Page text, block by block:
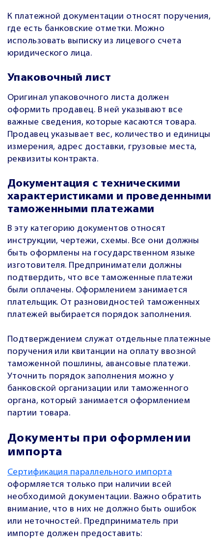
К платежной документации относят поручения,
где есть банковские отметки. Можно
использовать выписку из лицевого счета
юридического лица.
Упаковочный лист
Оригинал упаковочного листа должен
оформить продавец. В ней указывают все
важные сведения, которые касаются товара.
Продавец указывает вес, количество и единицы
измерения, адрес доставки, грузовые места,
реквизиты контракта.
Документация с техническими
характеристиками и проведенными
таможенными платежами
В эту категорию документов относят
инструкции, чертежи, схемы. Все они должны
быть оформлены на государственном языке
изготовителя. Предприниматели должны
подтвердить, что все таможенные платежи
были оплачены. Оформлением занимается
плательщик. От разновидностей таможенных
платежей выбирается порядок заполнения.
Подтверждением служат отдельные платежные
поручения или квитанции на оплату ввозной
таможенной пошлины, авансовые платежи.
Уточнить порядок заполнения можно у
банковской организации или таможенного
органа, который занимается оформлением
партии товара.
Документы при оформлении
импорта
Сертификация параллельного импорта
оформляется только при наличии всей
необходимой документации. Важно обратить
внимание, что в них не должно быть ошибок
или неточностей. Предприниматель при
импорте должен предоставить: